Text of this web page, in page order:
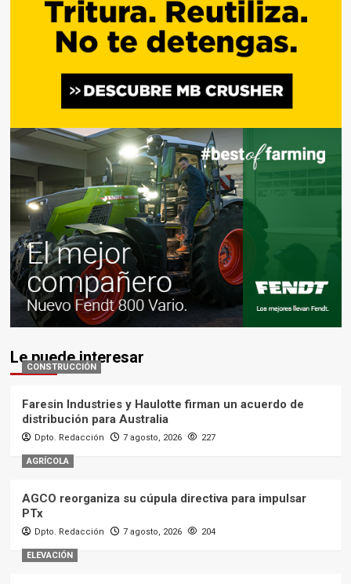
Le puede interesar
CONSTRUCCIÓN
Faresin Industries y Haulotte firman un acuerdo de
distribución para Australia
Dpto. Redacción 7 agosto, 2026 227
AGRÍCOLA
AGCO reorganiza su cúpula directiva para impulsar
PTx
Dpto. Redacción 7 agosto, 2026 204
ELEVACIÓN